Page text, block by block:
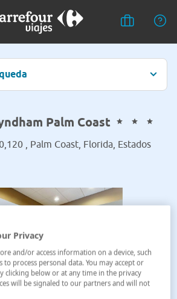
Palm Coast
, Palm Coast, Florida, Estados
Privacy
and/or access information on a device, such
to process personal data. You may accept or
clicking below or at any time in the privacy
will be signaled to our partners and will not